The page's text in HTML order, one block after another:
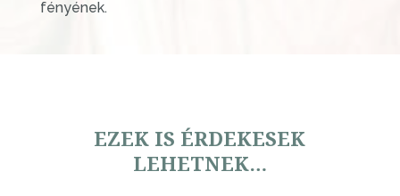
fényének.
EZEK IS ÉRDEKESEK
LEHETNEK…